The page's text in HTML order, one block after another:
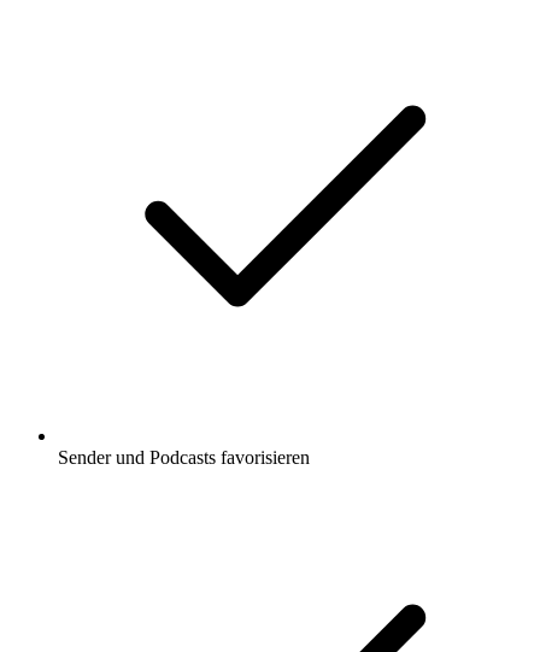
Sender und Podcasts favorisieren